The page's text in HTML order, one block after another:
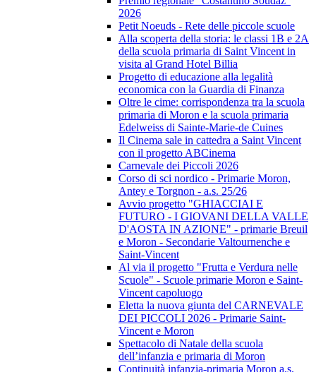
2026
Petit Noeuds - Rete delle piccole scuole
Alla scoperta della storia: le classi 1B e 2A
della scuola primaria di Saint Vincent in
visita al Grand Hotel Billia
Progetto di educazione alla legalità
economica con la Guardia di Finanza
Oltre le cime: corrispondenza tra la scuola
primaria di Moron e la scuola primaria
Edelweiss di Sainte-Marie-de Cuines
Il Cinema sale in cattedra a Saint Vincent
con il progetto ABCinema
Carnevale dei Piccoli 2026
Corso di sci nordico - Primarie Moron,
Antey e Torgnon - a.s. 25/26
Avvio progetto "GHIACCIAI E
FUTURO - I GIOVANI DELLA VALLE
D'AOSTA IN AZIONE" - primarie Breuil
e Moron - Secondarie Valtournenche e
Saint-Vincent
Al via il progetto "Frutta e Verdura nelle
Scuole" - Scuole primarie Moron e Saint-
Vincent capoluogo
Eletta la nuova giunta del CARNEVALE
DEI PICCOLI 2026 - Primarie Saint-
Vincent e Moron
Spettacolo di Natale della scuola
dell’infanzia e primaria di Moron
Continuità infanzia-primaria Moron a.s.